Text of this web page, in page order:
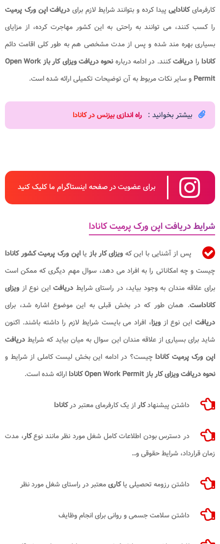
کارفرمایکانادایی پیدا کرده و بتوانند شرایط لازم برای دریافت اپن ورک پرمیت
را کسب کنند، می توانند به راحتی به این کشور مهاجرت کرده، از مزایای
بسیاری بهره مند شده و پس از مدت مشخصی هم به طور کلی اقامت دائم
کانادا را دریافتکنند. در ادامه درباره
نحوه دریافت ویزای کار باز Open Work
Permit و سایر نکات مربوط به آن توضیحات تکمیلی ارائه شده است.
بیشتر بخوانید : راه اندازی بیزنس در کانادا​
برای عضویت در صفحه اینستاگرام ما کلیک کنید
شرایط دریافت اپن ورک پرمیت کانادا
پس از آشنایی با این که ویزای کار باز یا اپن ورک پرمیت کشور کانادا
چیست و چه امکاناتی را به افراد می دهد، سوال مهم دیگری که ممکن است
برای علاقه مندان به وجود بیاید، در راستای شرایط دریافتاین نوع از ویزای
کاناداست. همان طور که در بخش قبلی به این موضوع اشاره شد، برای
دریافت این نوع ازویزا، افراد می بایست شرایط لازم را داشته باشند. اکنون
شاید برای بسیاری از علاقه مندان این سوال به میان بیاید که شرایط دریافت
اپن ورک پرمیت کانادا چیست؟ در ادامه این بخش لیست کاملی از شرایط و
نحوه دریافت ویزای کار باز Open Work Permit کانادا
ارائه شده است.
داشتن پیشنهادکاراز یک کارفرمای معتبر درکانادا
در دسترس بودن اطلاعات کامل شغل مورد نظر مانند نوعکار، مدت
زمان قرارداد، شرایط حقوقی و…
داشتن رزومه تحصیلی یاکاریمعتبر در راستای شغل مورد نظر
داشتن سلامت جسمی و روانی برای انجام وظایف